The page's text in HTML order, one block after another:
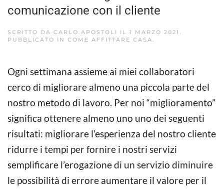
comunicazione con il cliente
SCRITTO DA CARLO.APOSTOLI IL 1 MARZO 2021 .
PUBBLICATO IN COME AFFITTARE CASA.
Ogni settimana assieme ai miei collaboratori
cerco di migliorare almeno una piccola parte del
nostro metodo di lavoro. Per noi “miglioramento”
significa ottenere almeno uno uno dei seguenti
risultati: migliorare l’esperienza del nostro cliente
ridurre i tempi per fornire i nostri servizi
semplificare l’erogazione di un servizio diminuire
le possibilità di errore aumentare il valore per il